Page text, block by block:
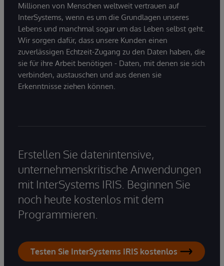
Millionen von Menschen weltweit vertrauen auf
InterSystems, wenn es um die Grundlagen unseres
Lebens und manchmal sogar um das Leben selbst geht.
Wir sorgen dafür, dass unsere Kunden einen
zuverlässigen Echtzeit-Zugang zu den Daten haben, die
sie für ihre Arbeit benötigen - Daten, mit denen sie sich
verbinden, austauschen und aus denen sie
Erkenntnisse ziehen können.
Erstellen Sie datenintensive,
unternehmenskritische Anwendungen
mit InterSystems IRIS. Beginnen Sie
noch heute kostenlos mit dem
Programmieren.
Testen Sie InterSystems IRIS kostenlos